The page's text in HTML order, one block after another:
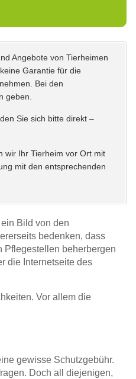
Angebote von Tierheimen
Garantie für die
Bei den
geben.
Sie sich bitte direkt –
wir Ihr Tierheim vor Ort mit
mit den entsprechenden
Bild von den
bedenken, dass
Pflegestellen beherbergen
die Internetseite des
Vor allem die
gewisse Schutzgebühr.
Doch all diejenigen,